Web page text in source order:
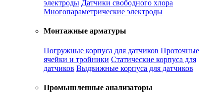
электроды Датчики свободного хлора
Многопараметрические электроды
Монтажные арматуры
Погружные корпуса для датчиков Проточные
ячейки и тройники Статические корпуса для
датчиков Выдвижные корпуса для датчиков
Промышленные анализаторы